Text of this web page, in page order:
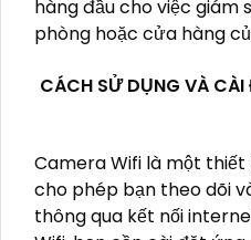
hàng đầu cho việc giám
phòng hoặc cửa hàng
CÁCH SỬ DỤNG VÀ
Camera Wifi là một
cho phép bạn theo dõi
thông qua kết nối